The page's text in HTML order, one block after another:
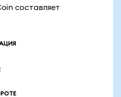
составляет